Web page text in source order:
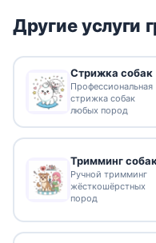
Другие услуги
Стрижка собак
Профессиональная
стрижка собак
любых пород
Тримминг
Ручной тримминг
жёсткошёрстных
пород